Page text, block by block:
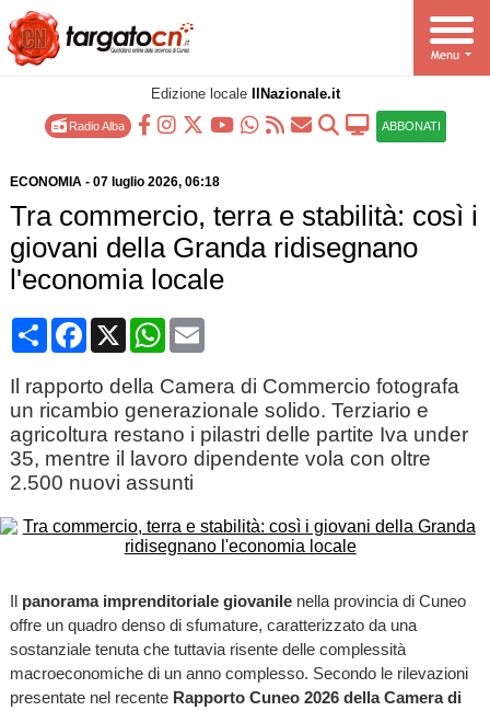
Edizione locale IlNazionale.it
Radio Alba ABBONATI
ECONOMIA- 07 luglio 2026, 06:18
Tra commercio, terra e stabilità: così i
giovani della Granda ridisegnano
l'economia locale
CondividiFacebook
X WhatsApp
Email
Il rapporto della Camera di Commercio fotografa
un ricambio generazionale solido. Terziario e
agricoltura restano i pilastri delle partite Iva under
35, mentre il lavoro dipendente vola con oltre
2.500 nuovi assunti
Il panorama imprenditoriale giovanilenella provincia di Cuneo
offre un quadro denso di sfumature, caratterizzato da una
sostanziale tenuta che tuttavia risente delle complessità
macroeconomiche di un anno complesso. Secondo le rilevazioni
presentate nel recente Rapporto Cuneo 2026 della Camera di